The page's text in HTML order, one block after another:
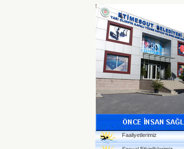
Faaliyetlerimiz